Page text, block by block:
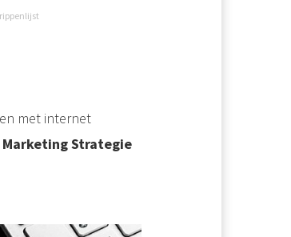
met internet
Marketing Strategie